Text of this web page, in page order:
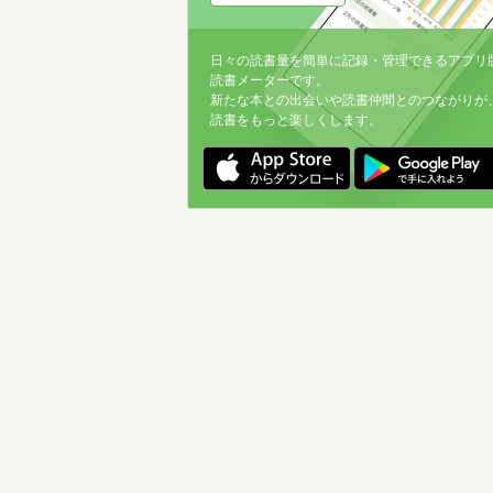
日々の読書量を簡単に記録・管理できるアプリ
読書メーターです。
新たな本との出会いや読書仲間とのつながりが
読書をもっと楽しくします。